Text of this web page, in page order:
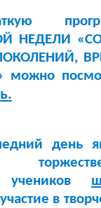
НЕДЕЛИ
день
учеников
в